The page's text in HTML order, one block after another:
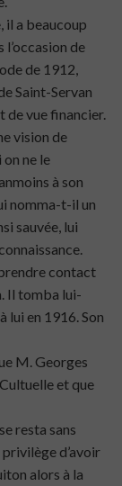
il a beaucoup
l’occasion de
de 1912,
Saint-Servan
de vue financier.
vision de
on ne le
à son
nomma-t-il un
sauvée, lui
contact
Il tomba lui-
lui en 1916. Son
M. Georges
et que
resta sans
d’avoir
alors à la